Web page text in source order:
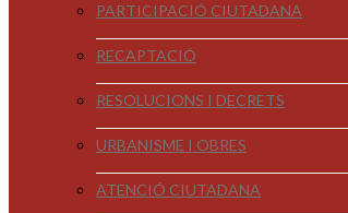
PARTICIPACIÓ CIUTADANA
RECAPTACIÓ
RESOLUCIONS I DECRETS
URBANISME I OBRES
ATENCIÓ CIUTADANA